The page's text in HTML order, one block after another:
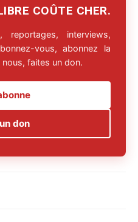
COÛTE CHER.
interviews,
vous, abonnez la
faites un don.
don